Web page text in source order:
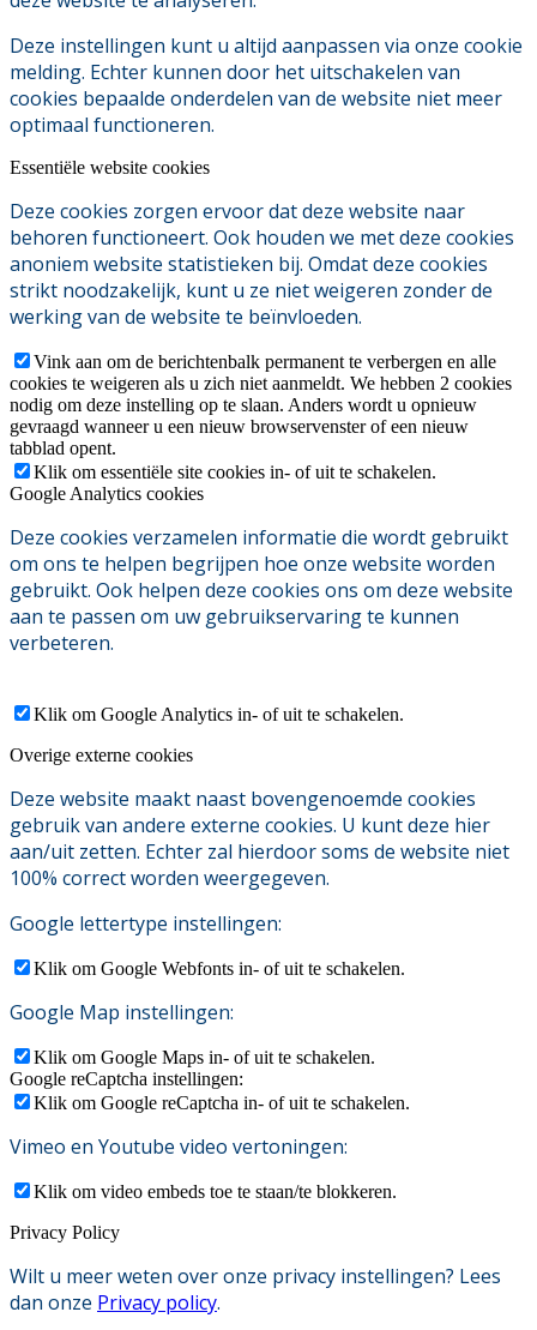
Deze instellingen kunt u altijd aanpassen via onze cookie
melding. Echter kunnen door het uitschakelen van
cookies bepaalde onderdelen van de website niet meer
optimaal functioneren.
Essentiële website cookies
Deze cookies zorgen ervoor dat deze website naar
behoren functioneert. Ook houden we met deze cookies
anoniem website statistieken bij. Omdat deze cookies
strikt noodzakelijk, kunt u ze niet weigeren zonder de
werking van de website te beïnvloeden.
Vink aan om de berichtenbalk permanent te verbergen en alle
cookies te weigeren als u zich niet aanmeldt. We hebben 2 cookies
nodig om deze instelling op te slaan. Anders wordt u opnieuw
gevraagd wanneer u een nieuw browservenster of een nieuw
tabblad opent.
Klik om essentiële site cookies in- of uit te schakelen.
Google Analytics cookies
Deze cookies verzamelen informatie die wordt gebruikt
om ons te helpen begrijpen hoe onze website worden
gebruikt. Ook helpen deze cookies ons om deze website
aan te passen om uw gebruikservaring te kunnen
verbeteren.
Klik om Google Analytics in- of uit te schakelen.
Overige externe cookies
Deze website maakt naast bovengenoemde cookies
gebruik van andere externe cookies. U kunt deze hier
aan/uit zetten. Echter zal hierdoor soms de website niet
100% correct worden weergegeven.
Google lettertype instellingen:
Klik om Google Webfonts in- of uit te schakelen.
Google Map instellingen:
Klik om Google Maps in- of uit te schakelen.
Google reCaptcha instellingen:
Klik om Google reCaptcha in- of uit te schakelen.
Vimeo en Youtube video vertoningen:
Klik om video embeds toe te staan/te blokkeren.
Privacy Policy
Wilt u meer weten over onze privacy instellingen? Lees
dan onze Privacy policy.